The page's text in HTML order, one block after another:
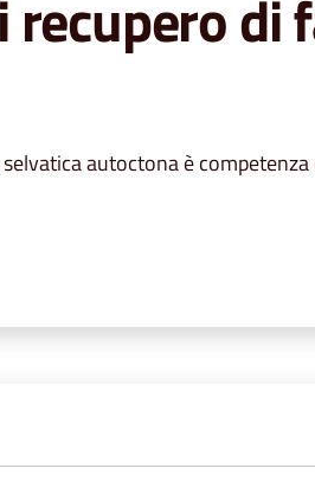
recupero
autoctona è